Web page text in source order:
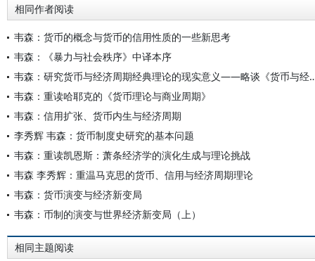
相同作者阅读
韦森：货币的概念与货币的信用性质的一些新思考
韦森：《暴力与社会秩序》中译本序
韦森：研究货币与经济周期经
韦森：重读哈耶克的《货币理论与商业周期》
韦森：信用扩张、货币内生与经济周期
李秀辉 韦森：货币制度史研究的基本问题
韦森：重读凯恩斯：萧条经济学的演化生成与理论挑战
韦森 李秀辉：重温马克思的货币、信用与经济周期理论
韦森：货币演变与经济新变局
韦森：币制的演变与世界经济新变局（上）
相同主题阅读